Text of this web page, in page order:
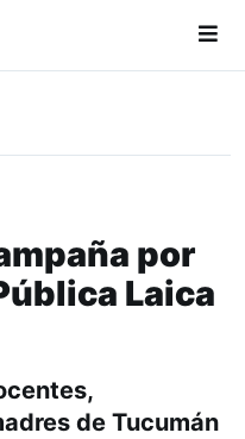
por
Laica
de Tucumán